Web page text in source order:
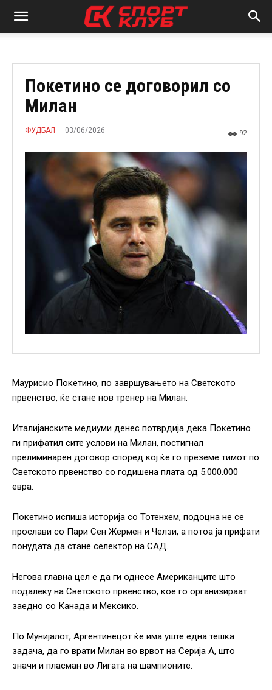
Покетино се договорил со
Милан
ФУДБАЛ 03/06/2026 92
Маурисио Покетино, по завршувањето на Светското
првенство, ќе стане нов тренер на Милан.
Италијанските медиуми денес потврдија дека Покетино
ги прифатил сите услови на Милан, постигнал
прелиминарен договор според кој ќе го преземе тимот по
Светското првенство со годишена плата од 5.000.000
евра.
Покетино испиша историја со Тотенхем, подоцна не се
прослави со Пари Сен Жермен и Челзи, а потоа ја прифати
понудата да стане селектор на САД.
Негова главна цел е да ги однесе Американците што
подалеку на Светското првенство, кое го организираат
заедно со Канада и Мексико.
По Мунијалот, Аргентинецот ќе има уште една тешка
задача, да го врати Милан во врвот на Серија А, што
значи и пласман во Лигата на шампионите.